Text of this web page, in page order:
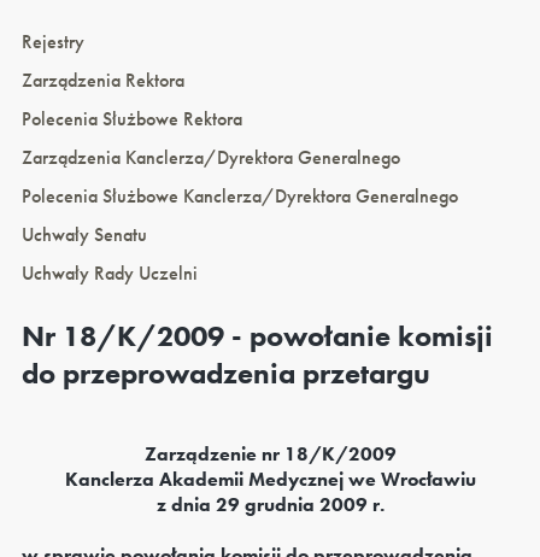
Rejestry
Zarządzenia Rektora
Polecenia Służbowe Rektora
Zarządzenia Kanclerza/Dyrektora Generalnego
Polecenia Służbowe Kanclerza/Dyrektora Generalnego
Uchwały Senatu
Uchwały Rady Uczelni
Nr 18/K/2009 - powołanie komisji
do przeprowadzenia przetargu
Zarządzenie nr 18/K/2009
Kanclerza Akademii Medycznej we Wrocławiu
z dnia 29 grudnia 2009 r.